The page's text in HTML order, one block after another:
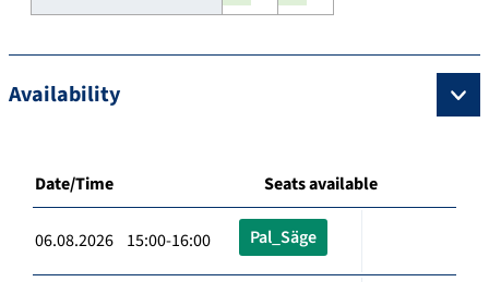
Availability
Date/Time Seats available
06.08.2026 15:00-16:00 Pal_Säge